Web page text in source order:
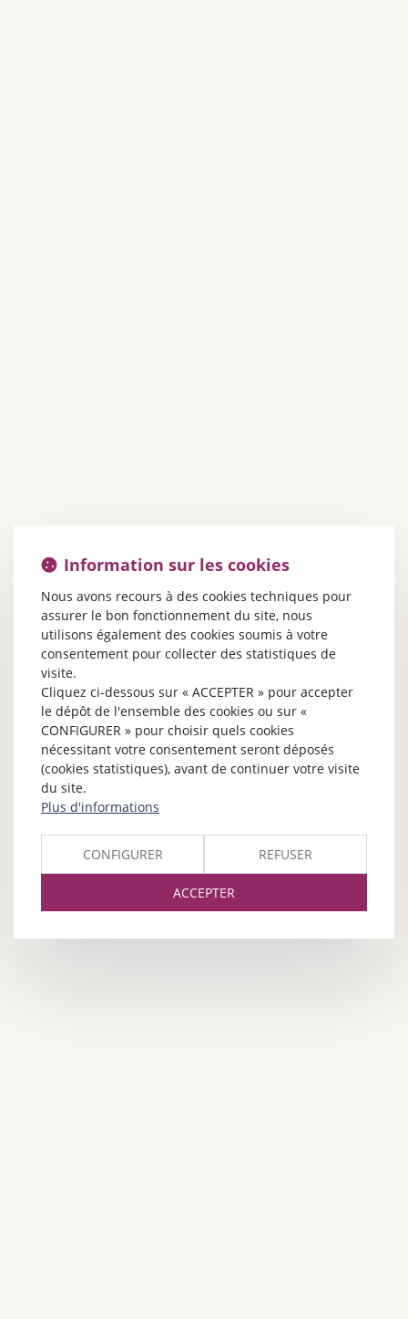
Information sur les cookies
Nous avons recours à des cookies techniques pour
assurer le bon fonctionnement du site, nous
utilisons également des cookies soumis à votre
consentement pour collecter des statistiques de
visite.
Cliquez ci-dessous sur « ACCEPTER » pour accepter
le dépôt de l'ensemble des cookies ou sur «
CONFIGURER » pour choisir quels cookies
nécessitant votre consentement seront déposés
(cookies statistiques), avant de continuer votre visite
du site.
Plus d'informations
CONFIGURER REFUSER
ACCEPTER